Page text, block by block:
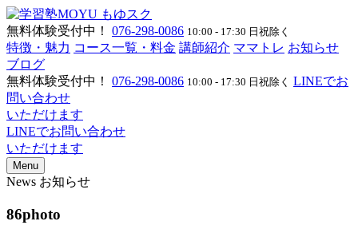
無料体験受付中！ 076-298-0086 10:00 - 17:30 日祝除く
特徴・魅力 コース一覧・料金 講師紹介 ママトレ お知らせ
ブログ
無料体験受付中！
076-298-0086 10:00 - 17:30 日祝除く LINEでお
問い合わせ
いただけます
LINEでお問い合わせ
いただけます
Menu
News お知らせ
86photo